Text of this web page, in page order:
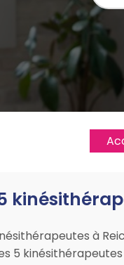
à
5